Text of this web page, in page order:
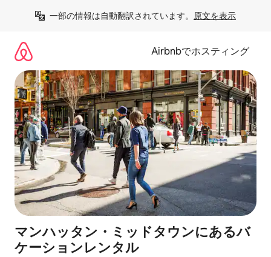
一部の情報は自動翻訳されています。 原文を表示
Airbnbでホスティング
マンハッタン・ミッドタウンにあるバ
ケーションレンタル